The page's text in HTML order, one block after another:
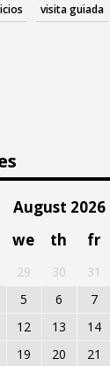
visita guiada
August 2026
we th fr
29 30 31
5 6 7
12 13 14
19 20 21